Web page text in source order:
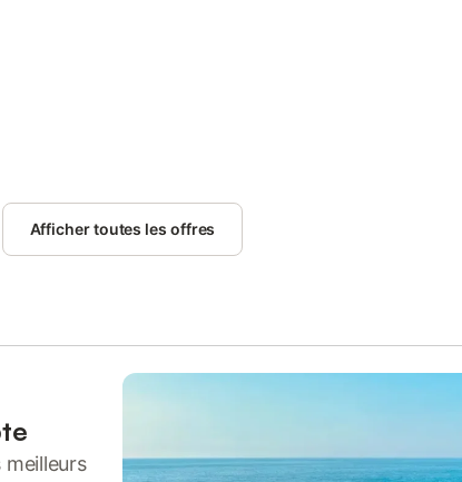
Afficher toutes les offres